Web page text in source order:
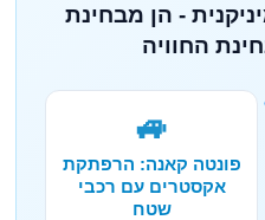
- הן מבחינת
החוויה
🚙
פונטה קאנה: הרפתקת
אקסטרים עם רכבי
שטח